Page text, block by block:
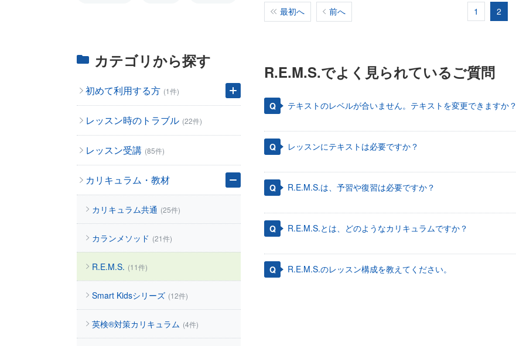
カテゴリから探す
初めて利用する方 (1件)
レッスン時のトラブル (22件)
レッスン受講 (85件)
カリキュラム・教材
カリキュラム共通 (25件)
カランメソッド (21件)
R.E.M.S. (11件)
Smart Kidsシリーズ (12件)
英検®対策カリキュラム (4件)
最初へ 前へ 1 2
R.E.M.S.でよく見られているご質問
テキストのレベルが合いません。テキストを変更できますか？
レッスンにテキストは必要ですか？
R.E.M.S.は、予習や復習は必要ですか？
R.E.M.S.とは、どのようなカリキュラムですか？
R.E.M.S.のレッスン構成を教えてください。